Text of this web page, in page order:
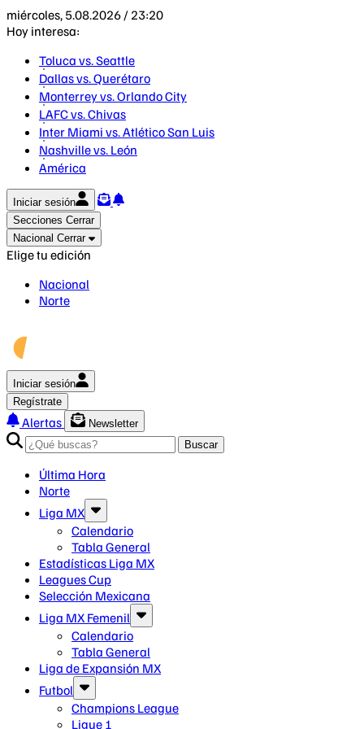
miércoles, 5.08.2026 / 23:20
Hoy interesa:
Toluca vs. Seattle
Dallas vs. Querétaro
Monterrey vs. Orlando City
LAFC vs. Chivas
Inter Miami vs. Atlético San Luis
Nashville vs. León
América
Iniciar sesión
Secciones Cerrar
Nacional Cerrar
Elige tu edición
Nacional
Norte
Iniciar sesión
Regístrate
Alertas
Newsletter
Buscar
Última Hora
Norte
Liga MX
Calendario
Tabla General
Estadísticas Liga MX
Leagues Cup
Selección Mexicana
Liga MX Femenil
Calendario
Tabla General
Liga de Expansión MX
Futbol
Champions League
Ligue 1